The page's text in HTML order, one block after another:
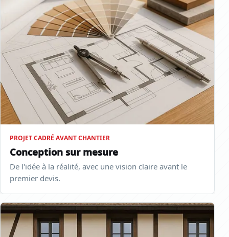
PROJET CADRÉ AVANT CHANTIER
Conception sur mesure
De l'idée à la réalité, avec une vision claire avant le
premier devis.